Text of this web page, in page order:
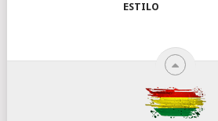
ESTILO